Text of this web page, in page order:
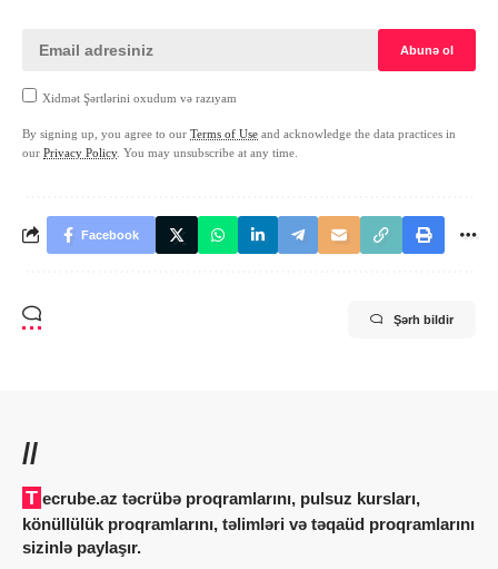
Xidmət Şərtlərini oxudum və razıyam
By signing up, you agree to our Terms of Use and acknowledge the data practices in
our Privacy Policy. You may unsubscribe at any time.
Facebook
Şərh bildir
//
Tecrube.az təcrübə proqramlarını, pulsuz kursları,
könüllülük proqramlarını, təlimləri və təqaüd proqramlarını
sizinlə paylaşır.